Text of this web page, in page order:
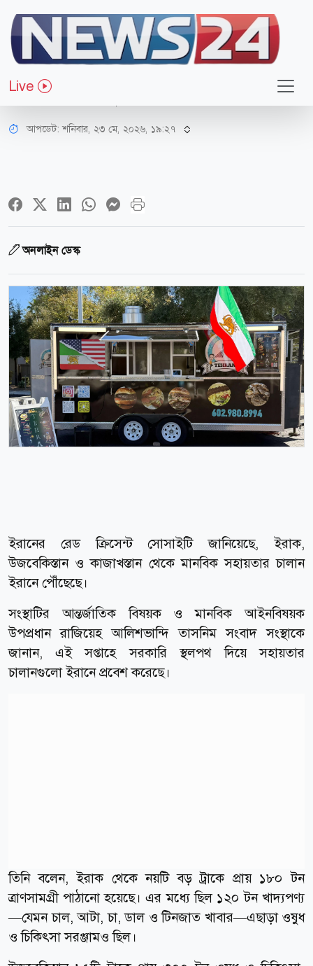
Live
আন্তর্জাতিক
প্রতিবেশী তিন দেশ থেকে ১৮০ টন
ত্রাণবাহী ট্রাক ঢুকলো ইরানে
আপডেট: শনিবার, ২৩ মে, ২০২৬, ১৯:২৭
অনলাইন ডেস্ক
ইরানের রেড ক্রিসেন্ট সোসাইটি জানিয়েছে, ইরাক,
উজবেকিস্তান ও কাজাখস্তান থেকে মানবিক সহায়তার চালান
ইরানে পৌঁছেছে।
সংস্থাটির আন্তর্জাতিক বিষয়ক ও মানবিক আইনবিষয়ক
উপপ্রধান রাজিয়েহ আলিশভান্দি তাসনিম সংবাদ সংস্থাকে
জানান, এই সপ্তাহে সরকারি স্থলপথ দিয়ে সহায়তার
চালানগুলো ইরানে প্রবেশ করেছে।
তিনি বলেন, ইরাক থেকে নয়টি বড় ট্রাকে প্রায় ১৮০ টন
ত্রাণসামগ্রী পাঠানো হয়েছে। এর মধ্যে ছিল ১২০ টন খাদ্যপণ্য
—যেমন চাল, আটা, চা, ডাল ও টিনজাত খাবার—এছাড়া ওষুধ
ও চিকিৎসা সরঞ্জামও ছিল।